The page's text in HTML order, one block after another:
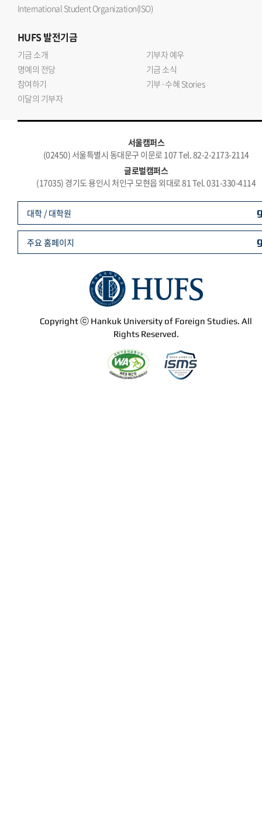
International Student Organization(ISO)
HUFS발전기금
기금 소개
기부자 예우
명예의 전당
기금 소식
참여하기
기부·수혜 Stories
이달의 기부자
서울캠퍼스
(02450) 서울특별시 동대문구 이문로 107 Tel. 82-2-2173-2114
글로벌캠퍼스
(17035) 경기도 용인시 처인구 모현읍 외대로 81 Tel. 031-330-4114
Copyright ⓒ Hankuk University of Foreign Studies. All
Rights Reserved.
대학 / 대학원
주요 홈페이지